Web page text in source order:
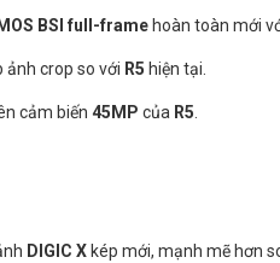
BSI full-frame hoàn toàn mới
ảnh crop so với R5 hiện tại.
cảm biến 45MP của R5.
DIGIC X kép mới, mạnh mẽ hơn